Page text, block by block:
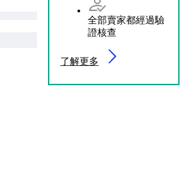
全部賣家都經過驗
證核查
了解更多